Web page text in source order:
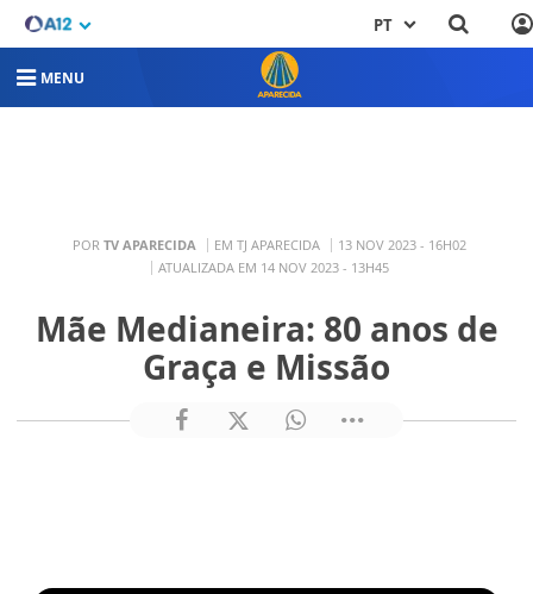
PT
MENU
POR TV APARECIDA EM TJ APARECIDA
13 NOV 2023 - 16H02
ATUALIZADA EM 14 NOV 2023 - 13H45
Mãe Medianeira: 80 anos de
Graça e Missão